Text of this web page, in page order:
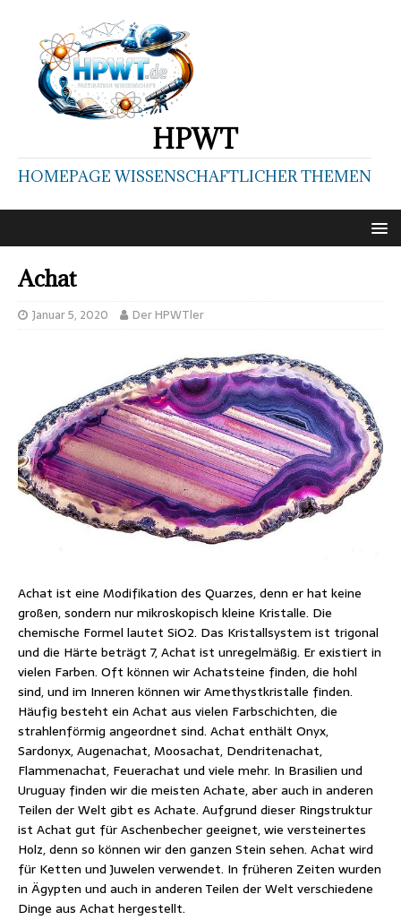
HPWT
HOMEPAGE WISSENSCHAFTLICHER THEMEN
Achat
Januar 5, 2020 Der HPWTler
Achat ist eine Modifikation des Quarzes, denn er hat keine
großen, sondern nur mikroskopisch kleine Kristalle. Die
chemische Formel lautet SiO2. Das Kristallsystem ist trigonal
und die Härte beträgt 7, Achat ist unregelmäßig. Er existiert in
vielen Farben. Oft können wir Achatsteine finden, die hohl
sind, und im Inneren können wir Amethystkristalle finden.
Häufig besteht ein Achat aus vielen Farbschichten, die
strahlenförmig angeordnet sind. Achat enthält Onyx,
Sardonyx, Augenachat, Moosachat, Dendritenachat,
Flammenachat, Feuerachat und viele mehr. In Brasilien und
Uruguay finden wir die meisten Achate, aber auch in anderen
Teilen der Welt gibt es Achate. Aufgrund dieser Ringstruktur
ist Achat gut für Aschenbecher geeignet, wie versteinertes
Holz, denn so können wir den ganzen Stein sehen. Achat wird
für Ketten und Juwelen verwendet. In früheren Zeiten wurden
in Ägypten und auch in anderen Teilen der Welt verschiedene
Dinge aus Achat hergestellt.